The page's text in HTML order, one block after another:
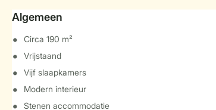
Algemeen
Circa 190 m²
Vrijstaand
Vijf slaapkamers
Modern interieur
Stenen accommodatie